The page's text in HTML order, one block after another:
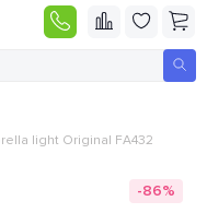
light Original FA432
-86%